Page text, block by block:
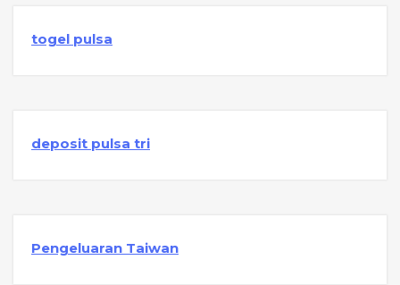
togel pulsa
deposit pulsa tri
Pengeluaran Taiwan